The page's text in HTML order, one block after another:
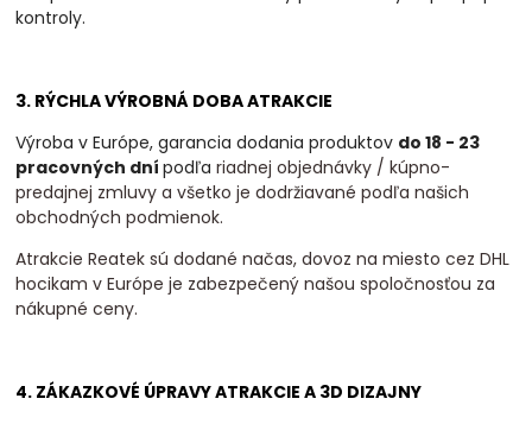
kontroly.
3. RÝCHLA VÝROBNÁ DOBA ATRAKCIE
Výroba v Európe, garancia dodania produktov do 18 - 23
pracovných dnípodľariadnej objednávky / kúpno-
predajnej zmluvy a všetko je dodržiavané podľa našich
obchodných podmienok.
Atrakcie Reatek sú dodané načas, dovoz na miesto cez DHL
hocikam v Európe je zabezpečený našou spoločnosťou za
nákupné ceny.
4. ZÁKAZKOVÉ ÚPRAVY ATRAKCIE A 3D DIZAJNY